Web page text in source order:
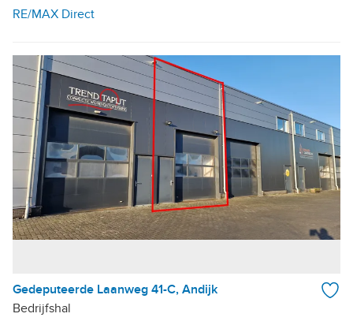
RE/MAX Direct
Gedeputeerde Laanweg 41-C, Andijk
Bedrijfshal